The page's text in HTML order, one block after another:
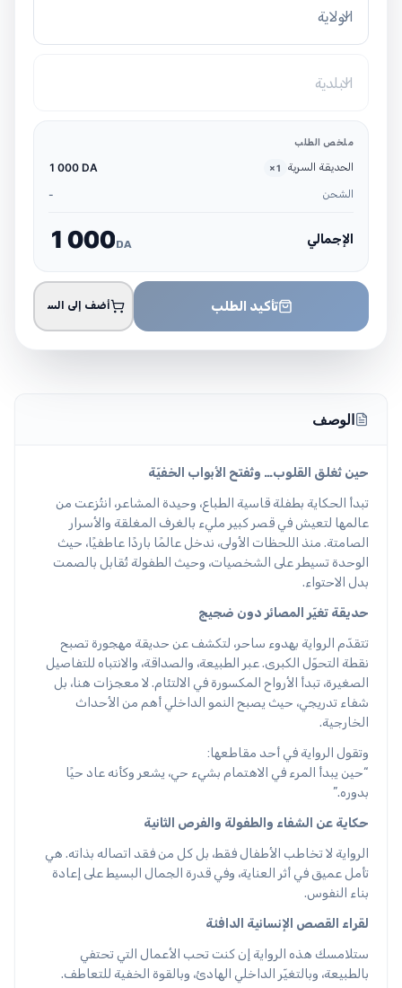
الولاية
البلدية
ملخص الطلب
الحديقة السرية ×1
1 000 DA
الشحن -
الإجمالي 1 000DA
تأكيد الطلب أضف إلى السلة
الوصف
حين تُغلق القلوب… وتُفتح الأبواب الخفيّة
تبدأ الحكاية بطفلة قاسية الطباع، وحيدة المشاعر، انتُزعت من
عالمها لتعيش في قصر كبير مليء بالغرف المغلقة والأسرار
الصامتة. منذ اللحظات الأولى، ندخل عالمًا باردًا عاطفيًا، حيث
الوحدة تسيطر على الشخصيات، وحيث الطفولة تُقابل بالصمت
بدل الاحتواء.
حديقة تغيّر المصائر دون ضجيج
تتقدّم الرواية بهدوء ساحر، لتكشف عن حديقة مهجورة تصبح
نقطة التحوّل الكبرى. عبر الطبيعة، والصداقة، والانتباه للتفاصيل
الصغيرة، تبدأ الأرواح المكسورة في الالتئام. لا معجزات هنا، بل
شفاء تدريجي، حيث يصبح النمو الداخلي أهم من الأحداث
الخارجية.
وتقول الرواية في أحد مقاطعها:
“حين يبدأ المرء في الاهتمام بشيء حي، يشعر وكأنه عاد حيًا
بدوره.”
حكاية عن الشفاء والطفولة والفرص الثانية
الرواية لا تخاطب الأطفال فقط، بل كل من فقد اتصاله بذاته. هي
تأمل عميق في أثر العناية، وفي قدرة الجمال البسيط على إعادة
بناء النفوس.
لقراء القصص الإنسانية الدافئة
ستلامسك هذه الرواية إن كنت تحب الأعمال التي تحتفي
بالطبيعة، وبالتغيّر الداخلي الهادئ، وبالقوة الخفية للتعاطف.